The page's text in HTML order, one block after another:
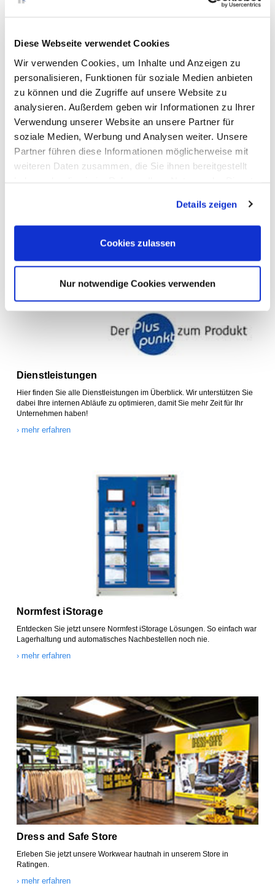
Diese Webseite verwendet Cookies
Wir verwenden Cookies, um Inhalte und Anzeigen zu
personalisieren, Funktionen für soziale Medien anbieten
zu können und die Zugriffe auf unsere Website zu
analysieren. Außerdem geben wir Informationen zu Ihrer
Verwendung unserer Website an unsere Partner für
soziale Medien, Werbung und Analysen weiter. Unsere
Partner führen diese Informationen möglicherweise mit
weiteren Daten zusammen, die Sie ihnen bereitgestellt
Cookies, wenn Sie unsere Webseite weiterhin nutzen.
Details zeigen
Cookies zulassen
Nur notwendige Cookies verwenden
PV-Anlage mit 970m²
Bei Normfest verstehen wir Nachhaltigkeit nicht als Trend, sondern als
Dienstleistungen
Hier finden Sie alle Dienstleistungen im Überblick. Wir unterstützen Sie
dabei Ihre internen Abläufe zu optimieren, damit Sie mehr Zeit für Ihr
Unternehmen haben!
› mehr erfahren
Normfest iStorage
Entdecken Sie jetzt unsere Normfest iStorage Lösungen. So einfach war
Lagerhaltung und automatisches Nachbestellen noch nie.
› mehr erfahren
Dress and Safe Store
Erleben Sie jetzt unsere Workwear hautnah in unserem Store in
Ratingen.
› mehr erfahren